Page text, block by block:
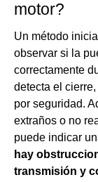
motor?
Un método
observar si la
correctamente
detecta el
por seguridad.
extraños o no
puede indicar
hay
transmisión y